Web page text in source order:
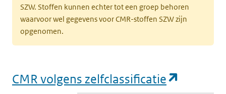
SZW. Stoffen kunnen echter tot een groep behoren
waarvoor wel gegevens voor CMR-stoffen SZW zijn
opgenomen.
CMR volgens zelfclassificatie